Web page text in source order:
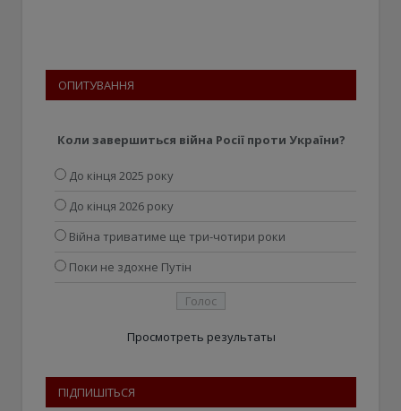
ОПИТУВАННЯ
Коли завершиться війна Росії проти України?
До кінця 2025 року
До кінця 2026 року
Війна триватиме ще три-чотири роки
Поки не здохне Путін
Просмотреть результаты
ПІДПИШІТЬСЯ